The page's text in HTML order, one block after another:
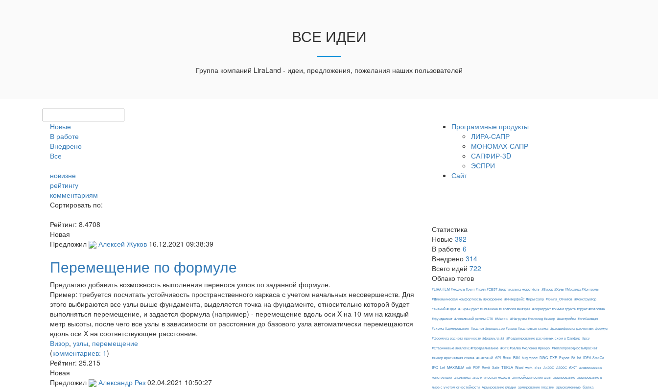
ВСЕ ИДЕИ
Группа компаний LiraLand - идеи, предложения, пожелания наших пользователей
Новые
В работе
Внедрено
Все
новизне
рейтингу
комментариям
Сортировать по:
Рейтинг: 8.4708
Новая
Предложил
Алексей Жуков 16.12.2021 09:38:39
Перемещение по формуле
Предлагаю добавить возможность выполнения переноса узлов по заданной формуле.
Пример: требуется посчитать устойчивость пространственного каркаса с учетом начальных несовершенств. Для
этого выбираются все узлы выше фундамента, выделяется точка на фундаменте, относительно которой будет
выполняться перемещение, и задается формула (например) - перемещение вдоль оси X на 10 мм на каждый
метр высоты, после чего все узлы в зависимости от расстояния до базового узла автоматически перемещаются
вдоль оси X на соответствующее расстояние.
Визор, узлы, перемещение
(комментариев: 1)
Рейтинг: 25.215
Новая
Предложил
Александр Рез 02.04.2021 10:50:27
Программные продукты
ЛИРА-САПР
МОНОМАХ-САПР
САПФИР-3D
ЭСПРИ
Сайт
Статистика
Новые 392
В работе 6
Внедрено 314
Всего идей 722
Облако тегов
#LIRA-FEM #модуль Ґрунт #паля #СЕ57 #вертикальна жорсткість #Визор #Узлы #Мозаика #Контроль
#Динамическая комфортность #ускорение #Интерфейс Лиры Сапр #Книга_Отчетов #Конструктор
сечений #НДМ #Лира-Грунт #Скважина #Геология #Разрез #лирагрунт #объем грунта #грунт #котлован
#фундамент #локальный режим СТК #Массы #Нагрузки #гололед #визор #настройки #огибающая
#схема #армирования #расчет #процессор #визор #расчетная схема #расшифровка расчетных формул
#формула расчета прочности #формула ## #Редактирование расчётных схем в Сапфир #рсу
#Стержневые аналоги; #Продавливание #СТК #балка #колонна #ребро #теплопроводность#расчет
#визор #расчетная схема #Шаговый API B500 BIM bug report DWG DXF Export Fd hd IDEA StatiCa
IFC Lef MAXIMUM odt PDF Revit Safe TEKLA Word work xlsx А400С А500С АЖТ алюминиевые
конструкции аналитика аналитическая модель антисейсмические швы армирование армирование в
лире с учетом огнестойкости Армирование кладки армирование пластин армокаменные балка